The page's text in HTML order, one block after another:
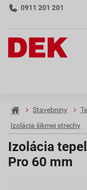
0911 201 201
Stavebniny
Izolácia šikmej strechy
Izolácia
Pro 60 mm